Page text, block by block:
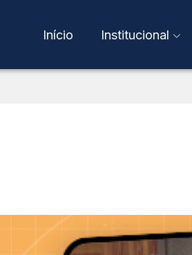
Início Institucional
Código de Ética